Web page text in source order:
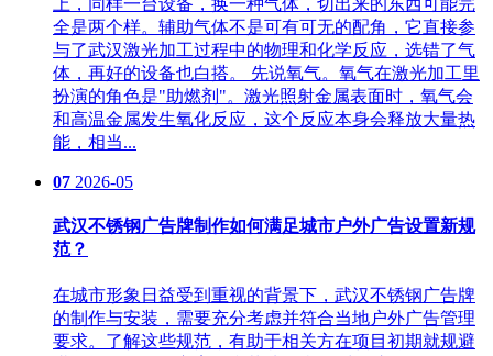
全是两个样。辅助气体不是可有可无的配角，它直接参
与了武汉激光加工过程中的物理和化学反应，选错了气
体，再好的设备也白搭。 先说氧气。氧气在激光加工里
扮演的角色是"助燃剂"。激光照射金属表面时，氧气会
和高温金属发生氧化反应，这个反应本身会释放大量热
能，相当...
07 2026-05
武汉不锈钢广告牌制作如何满足城市户外广告设置新规
范？
在城市形象日益受到重视的背景下，武汉不锈钢广告牌
的制作与安装，需要充分考虑并符合当地户外广告管理
要求。了解这些规范，有助于相关方在项目初期就规避